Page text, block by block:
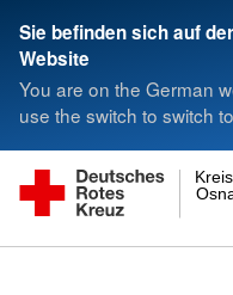
Sie befinden sich auf
Website
You are on the German
use the switch to switch